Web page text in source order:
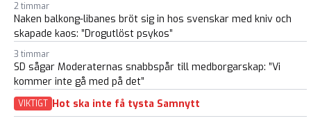
2 timmar
Naken balkong-libanes bröt sig in hos svenskar med kniv och
skapade kaos: ”Drogutlöst psykos”
3 timmar
SD sågar Moderaternas snabbspår till medborgarskap: ”Vi
kommer inte gå med på det”
VIKTIGT Hot ska inte få tysta Samnytt